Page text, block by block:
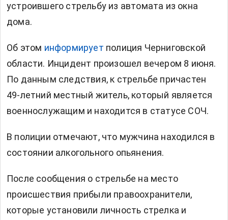
устроившего стрельбу из автомата из окна
дома.
Об этом информирует полиция Черниговской
области. Инцидент произошел вечером 8 июня.
По данным следствия, к стрельбе причастен
49-летний местный житель, который является
военнослужащим и находится в статусе СОЧ.
В полиции отмечают, что мужчина находился в
состоянии алкогольного опьянения.
После сообщения о стрельбе на место
происшествия прибыли правоохранители,
которые установили личность стрелка и